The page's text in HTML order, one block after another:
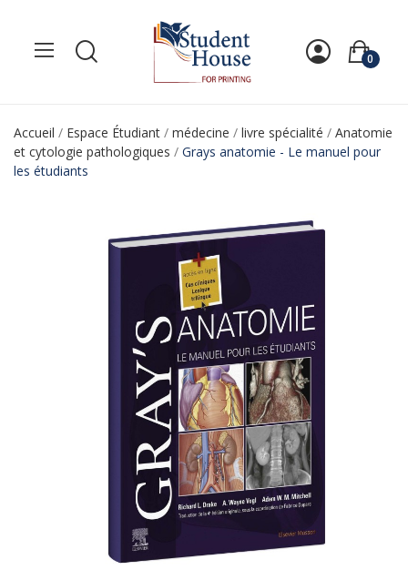
0
Accueil Espace Étudiant médecine livre spécialité
Anatomie
et cytologie pathologiques
Grays anatomie - Le manuel pour
les étudiants